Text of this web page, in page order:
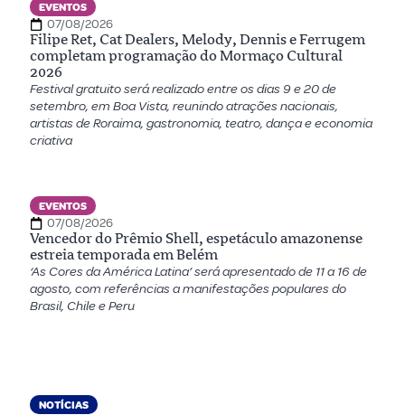
EVENTOS
07/08/2026
Filipe Ret, Cat Dealers, Melody, Dennis e Ferrugem
completam programação do Mormaço Cultural
2026
Festival gratuito será realizado entre os dias 9 e 20 de
setembro, em Boa Vista, reunindo atrações nacionais,
artistas de Roraima, gastronomia, teatro, dança e economia
criativa
EVENTOS
07/08/2026
Vencedor do Prêmio Shell, espetáculo amazonense
estreia temporada em Belém
‘As Cores da América Latina’ será apresentado de 11 a 16 de
agosto, com referências a manifestações populares do
Brasil, Chile e Peru
NOTÍCIAS